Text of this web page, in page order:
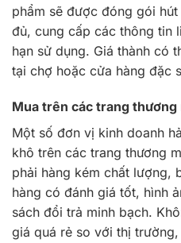
phẩm sẽ được đóng gói
đủ, cung cấp các thông tin
hạn sử dụng. Giá thành có
tại chợ hoặc cửa hàng đặc
Mua trên các trang
Một số đơn vị kinh doanh
khô trên các trang thương
phải hàng kém chất lượng,
hàng có đánh giá tốt, hình
sách đổi trả minh bạch.
giá quá rẻ so với thị